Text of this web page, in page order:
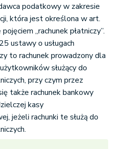
podatkowy w zakresie
która jest określona w art.
„rachunek płatniczy”.
ustawy o usługach
to rachunek prowadzony dla
służący do
przy czym przez
także rachunek bankowy
kasy
jeżeli rachunki te służą do